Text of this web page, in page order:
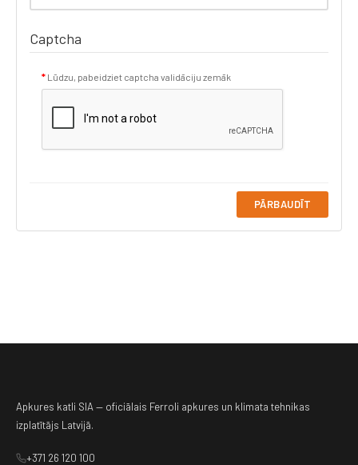
Captcha
Lūdzu, pabeidziet captcha validāciju zemāk
PĀRBAUDĪT
Apkures katli SIA — oficiālais Ferroli apkures un klimata tehnikas
izplatītājs Latvijā.
+371 26 120 100